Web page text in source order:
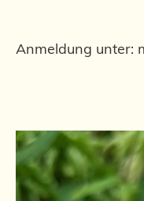
Anmeldung unter: